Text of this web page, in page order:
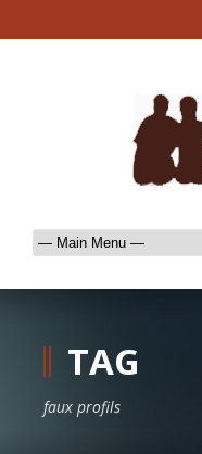
TAG
faux profils